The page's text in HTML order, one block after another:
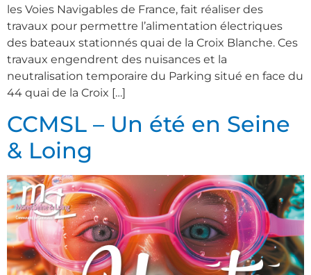
les Voies Navigables de France, fait réaliser des
travaux pour permettre l’alimentation électriques
des bateaux stationnés quai de la Croix Blanche. Ces
travaux engendrent des nuisances et la
neutralisation temporaire du Parking situé en face du
44 quai de la Croix […]
CCMSL – Un été en Seine
& Loing